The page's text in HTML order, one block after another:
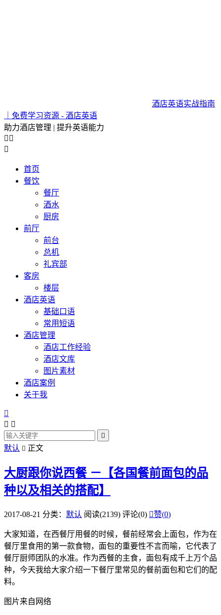
酒店英语实战指南
｜免费学习资源 - 酒店英语
助力酒店管理 | 提升英语能力
 

首页
餐饮
餐厅
酒水
厨房
前厅
前台
总机
礼宾部
客房
楼层
酒店英语
基础口语
常用短语
酒店管理
酒店工作经验
酒店文库
图片素材
酒店案例
关于我

 

默认  正文
大厨跟你说西餐 －【各国餐前面包的品
种以及相关的搭配】
2017-08-21 分类： 默认 阅读(2139) 评论(0) 赞(0)
大家知道，在西餐厅用餐的时候，餐前经常会上面包，作为在
餐厅里食用的第一款食物，面包的重要性不言而喻，它代表了
餐厅厨师团队的水准。作为西餐的主食，面包有成千上万个品
种，今天我给大家介绍一下餐厅里常见的餐前面包和它们的配
料。
图片来自网络